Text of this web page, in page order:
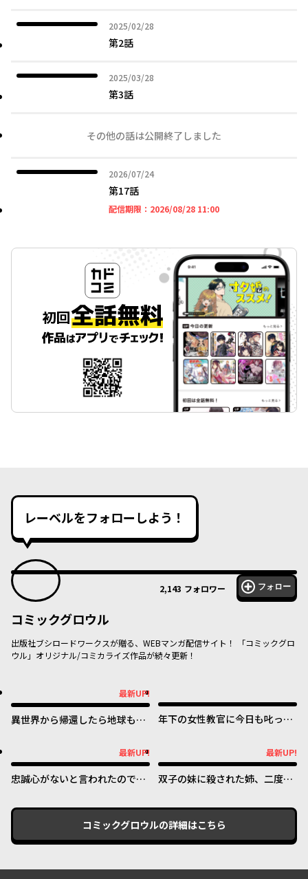
2025/02/28
2025年02月28日
第2話
2025/03/28
2025年03月28日
第3話
その他の話は公開終了しました
2026/07/24
2026年07月24日
第17話
配信期限： 2026/08/28 11:002026年08月28日 11時
レーベルをフォローしよう！
2,143 フォロワー フォロー
コミックグロウル
出版社ブシロードワークスが贈る、WEBマンガ配信サイト！ 「コミックグロ
ウル」オリジナル/コミカライズ作品が続々更新！
最新UP!
異世界から帰還したら地球もか
と、負けヒロインどもこっち見
んな。
年下の女性教官に今日も叱って
最新UP!
忠誠心がないと言われたので婚
最新UP!
双子の妹に殺された姉、二度目
フルベットします！
コミックグロウルの詳細はこちら